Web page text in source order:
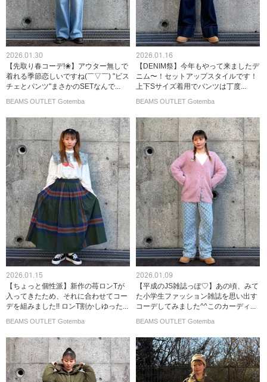
2026.01.30
【先取り春コーデ!❀】アウター無しで
着れる季節恋しいですね(￣▽￣) "ビス
チェとパンツ"まさかのSETなんで...
BEAMS OUTLET Gotemba
2026.01.16
【DENIM祭】今年もやって来ましたデ
ニム〜！セットアップスタイルです！
上下Sサイズ着用でパンツは丁度...
BEAMS OUTLET Gotemba
2026.01.15
【ちょっと個性派】新作の苺ロンTが
入ってきたため、それに合わせてコー
デを組みました!! ロンT割かしゆった...
BEAMS OUTLET Gotemba
2026.01.09
【平成のJS雑誌っぽ♡】あの頃、みて
た小学生ファッション雑誌を思い出す
コーデしてみました^^このカーディ...
BEAMS OUTLET Gotemba